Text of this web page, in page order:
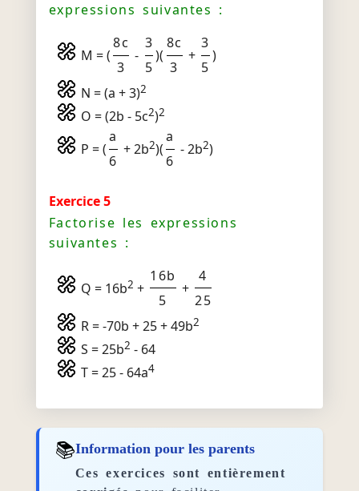
expressions suivantes :
M = (
8c
3
-
3
5
)(
8c
3
+
3
5
)
N = (a + 3)2
O = (2b - 5c2)2
P = (
a
6
+ 2b2)(
a
6
- 2b2)
Exercice 5
Factorise les expressions
suivantes :
Q = 16b2 +
16b
5
+
4
25
R = -70b + 25 + 49b2
S = 25b2 - 64
T = 25 - 64a4
📚Information pour les parents
Ces exercices sont entièrement